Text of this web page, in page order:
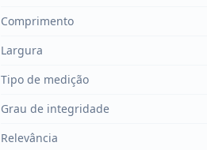
Comprimento
Largura
Tipo de medição
Grau de integridade
Relevância